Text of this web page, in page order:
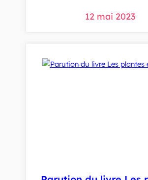
12 mai 2023